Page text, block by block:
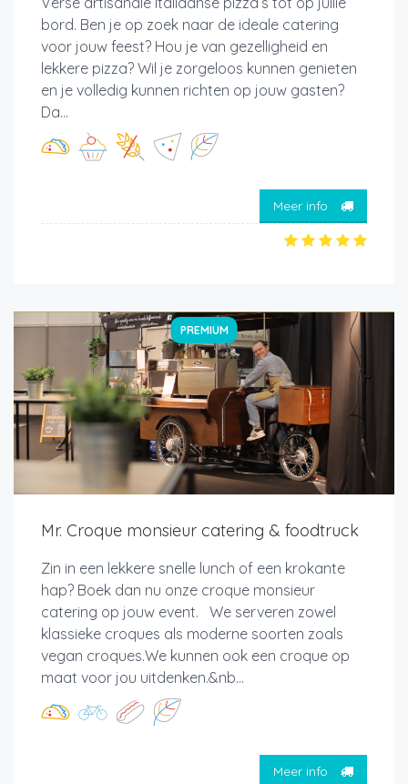
bord. Ben je op zoek naar de ideale catering
voor jouw feest? Hou je van gezelligheid en
lekkere pizza? Wil je zorgeloos kunnen genieten
en je volledig kunnen richten op jouw gasten?
Da...
Meer info
PREMIUM
Mr. Croque monsieur catering & foodtruck
Zin in een lekkere snelle lunch of een krokante
hap? Boek dan nu onze croque monsieur
catering op jouw event. We serveren zowel
klassieke croques als moderne soorten zoals
vegan croques.We kunnen ook een croque op
maat voor jou uitdenken.&nb...
Meer info